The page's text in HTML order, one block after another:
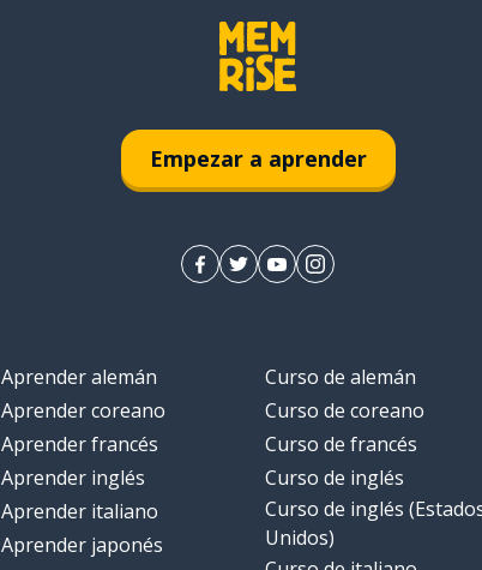
Empezar a aprender
Aprender alemán
Aprender coreano
Aprender francés
Aprender inglés
Aprender italiano
Aprender japonés
Curso de alemán
Curso de coreano
Curso de francés
Curso de inglés
Curso de inglés
Unidos)